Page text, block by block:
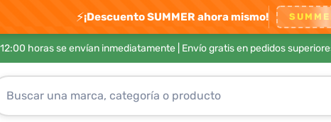
⚡¡Descuento SUMMER ahora mismo!
horas se envían inmediatamente | Envío gratis en pedidos